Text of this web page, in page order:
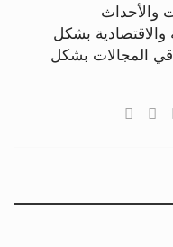
والأحداث
والاقتصادية بشكل
المجالات بشكل